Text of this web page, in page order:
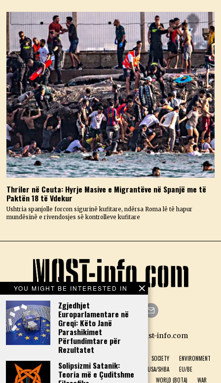
Thriler në Ceuta: Hyrje Masive e Migrantëve në Spanjë me të
Paktën 18 të Vdekur
Ushtria spanjolle forcon sigurinë kufitare, ndërsa Roma lë të hapur
mundësinë e rivendosjes së kontrolleve kufitare
YOU MIGHT BE INTERESTED IN
Zgjedhjet
Europarlamentare në
Greqi: Këto Janë
Parashikimet
Përfundimtare për
Rezultatet
Solipsizmi Satanik:
Teoria më e Çuditshme
Facebook
TwitterInstagram
Designed by N.D. — Copyright Mast-info.com
SOCIETY
ENVIRONMENT
NATURAL PHENOMENON
HEALTH USA/SHBA
EU/BE
ALBANIA (SHQIPËRI)
GREECE (GREQI) TECHNOLOGY WORLD (BOTA) WAR